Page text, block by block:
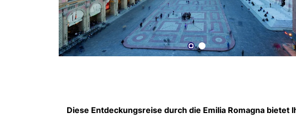
Diese Entdeckungsreise durch die Emilia Romagna